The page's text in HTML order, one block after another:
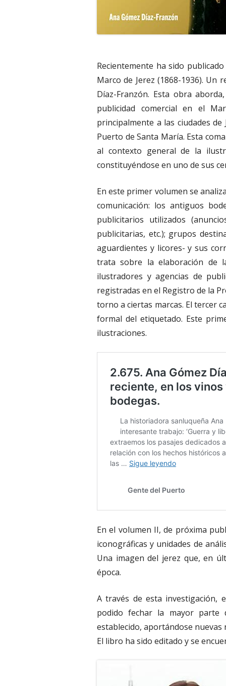
Recientemente ha sido
Marco de Jerez (1868-1936). Un
Díaz-Franzón. Esta obra
publicidad comercial en el
principalmente a las ciudades
Puerto de Santa María. Esta
al contexto general de la
constituyéndose en uno de sus
En este primer volumen se
comunicación: los antiguos
publicitarios utilizados
publicitarias, etc.); grupos
aguardientes y licores- y sus
trata sobre la elaboración de
ilustradores y agencias de
registradas en el Registro de la
torno a ciertas marcas. El tercer
formal del etiquetado. Este
ilustraciones.
En el volumen II, de próxima
iconográficas y unidades de
Una imagen del jerez que, en
época.
A través de esta investigación,
podido fechar la mayor parte
establecido, aportándose
El libro ha sido editado y se